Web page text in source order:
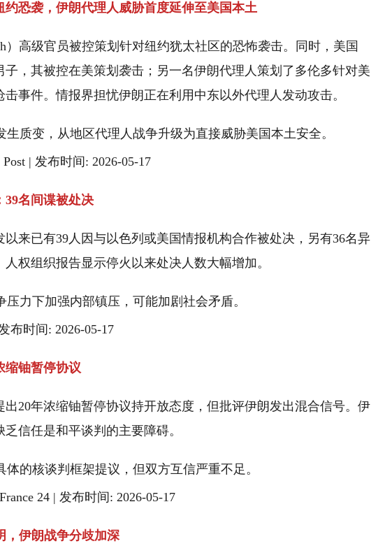
约恐袭，伊朗代理人威胁首度延伸至美国本土
）高级官员被控策划针对纽约犹太社区的恐怖袭击。同时，美国
，其被控在美策划袭击；另一名伊朗代理人策划了多伦多针对美
事件。情报界担忧伊朗正在利用中东以外代理人发动攻击。
质变，从地区代理人战争升级为直接威胁美国本土安全。
| 发布时间: 2026-05-17
39名间谍被处决
来已有39人因与以色列或美国情报机构合作被处决，另有36名异
权组织报告显示停火以来处决人数大幅增加。
力下加强内部镇压，可能加剧社会矛盾。
布时间: 2026-05-17
缩铀暂停协议
20年浓缩铀暂停协议持开放态度，但批评伊朗发出混合信号。伊
信任是和平谈判的主要障碍。
的核谈判框架提议，但双方互信严重不足。
24 | 发布时间: 2026-05-17
，伊朗战争分歧加深